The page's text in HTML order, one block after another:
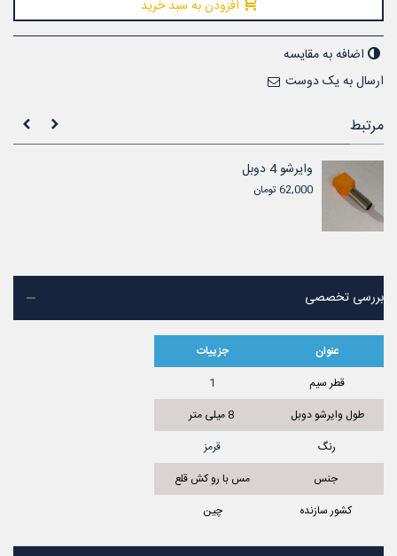
افزودن به سبد خرید
اضافه به مقایسه
ارسال به یک دوست
مرتبط
وایرشو 4 دوبل
62,000 تومان
بررسی تخصصی
عنوان
جزییات
قطر سیم
1
طول وایرشو دوبل
8 میلی متر
رنگ
قرمز
جنس
مس با رو کش قلع
کشور سازنده
چین